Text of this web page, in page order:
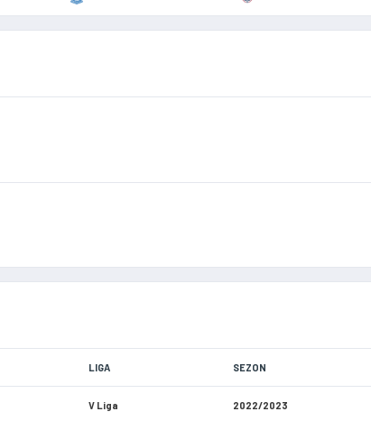
LIGA SEZON
V Liga 2022/2023